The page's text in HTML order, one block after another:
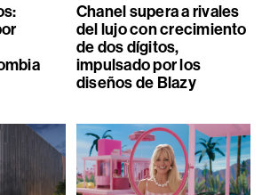
Chanel supera a rivales
del lujo con crecimiento
de dos dígitos,
impulsado por los
diseños de Blazy